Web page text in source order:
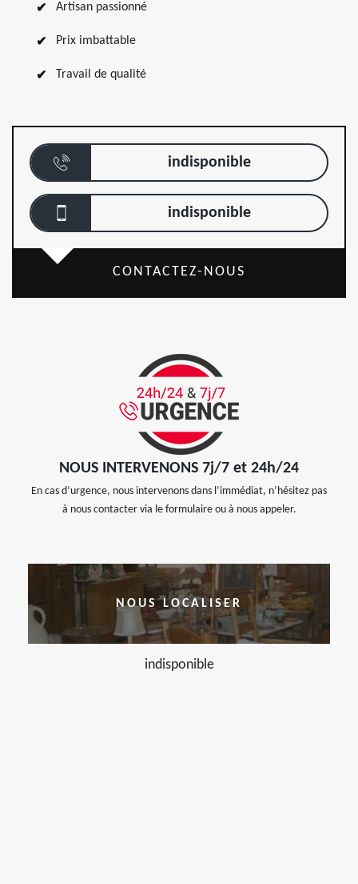
Artisan passionné
Prix imbattable
Travail de qualité
indisponible
indisponible
CONTACTEZ-NOUS
NOUS INTERVENONS 7j/7 et 24h/24
En cas d’urgence, nous intervenons dans l’immédiat, n’hésitez pas
à nous contacter via le formulaire ou à nous appeler.
NOUS LOCALISER
indisponible